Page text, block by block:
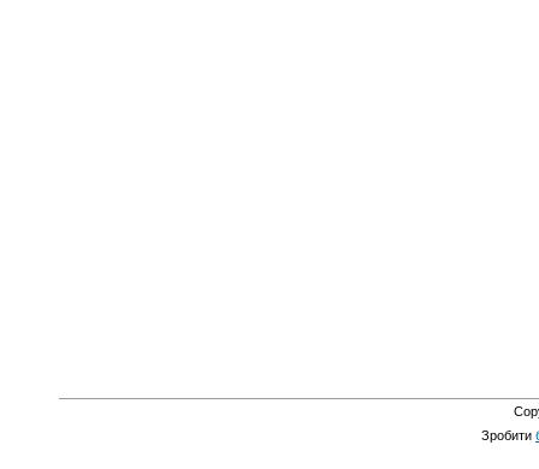
Зробити